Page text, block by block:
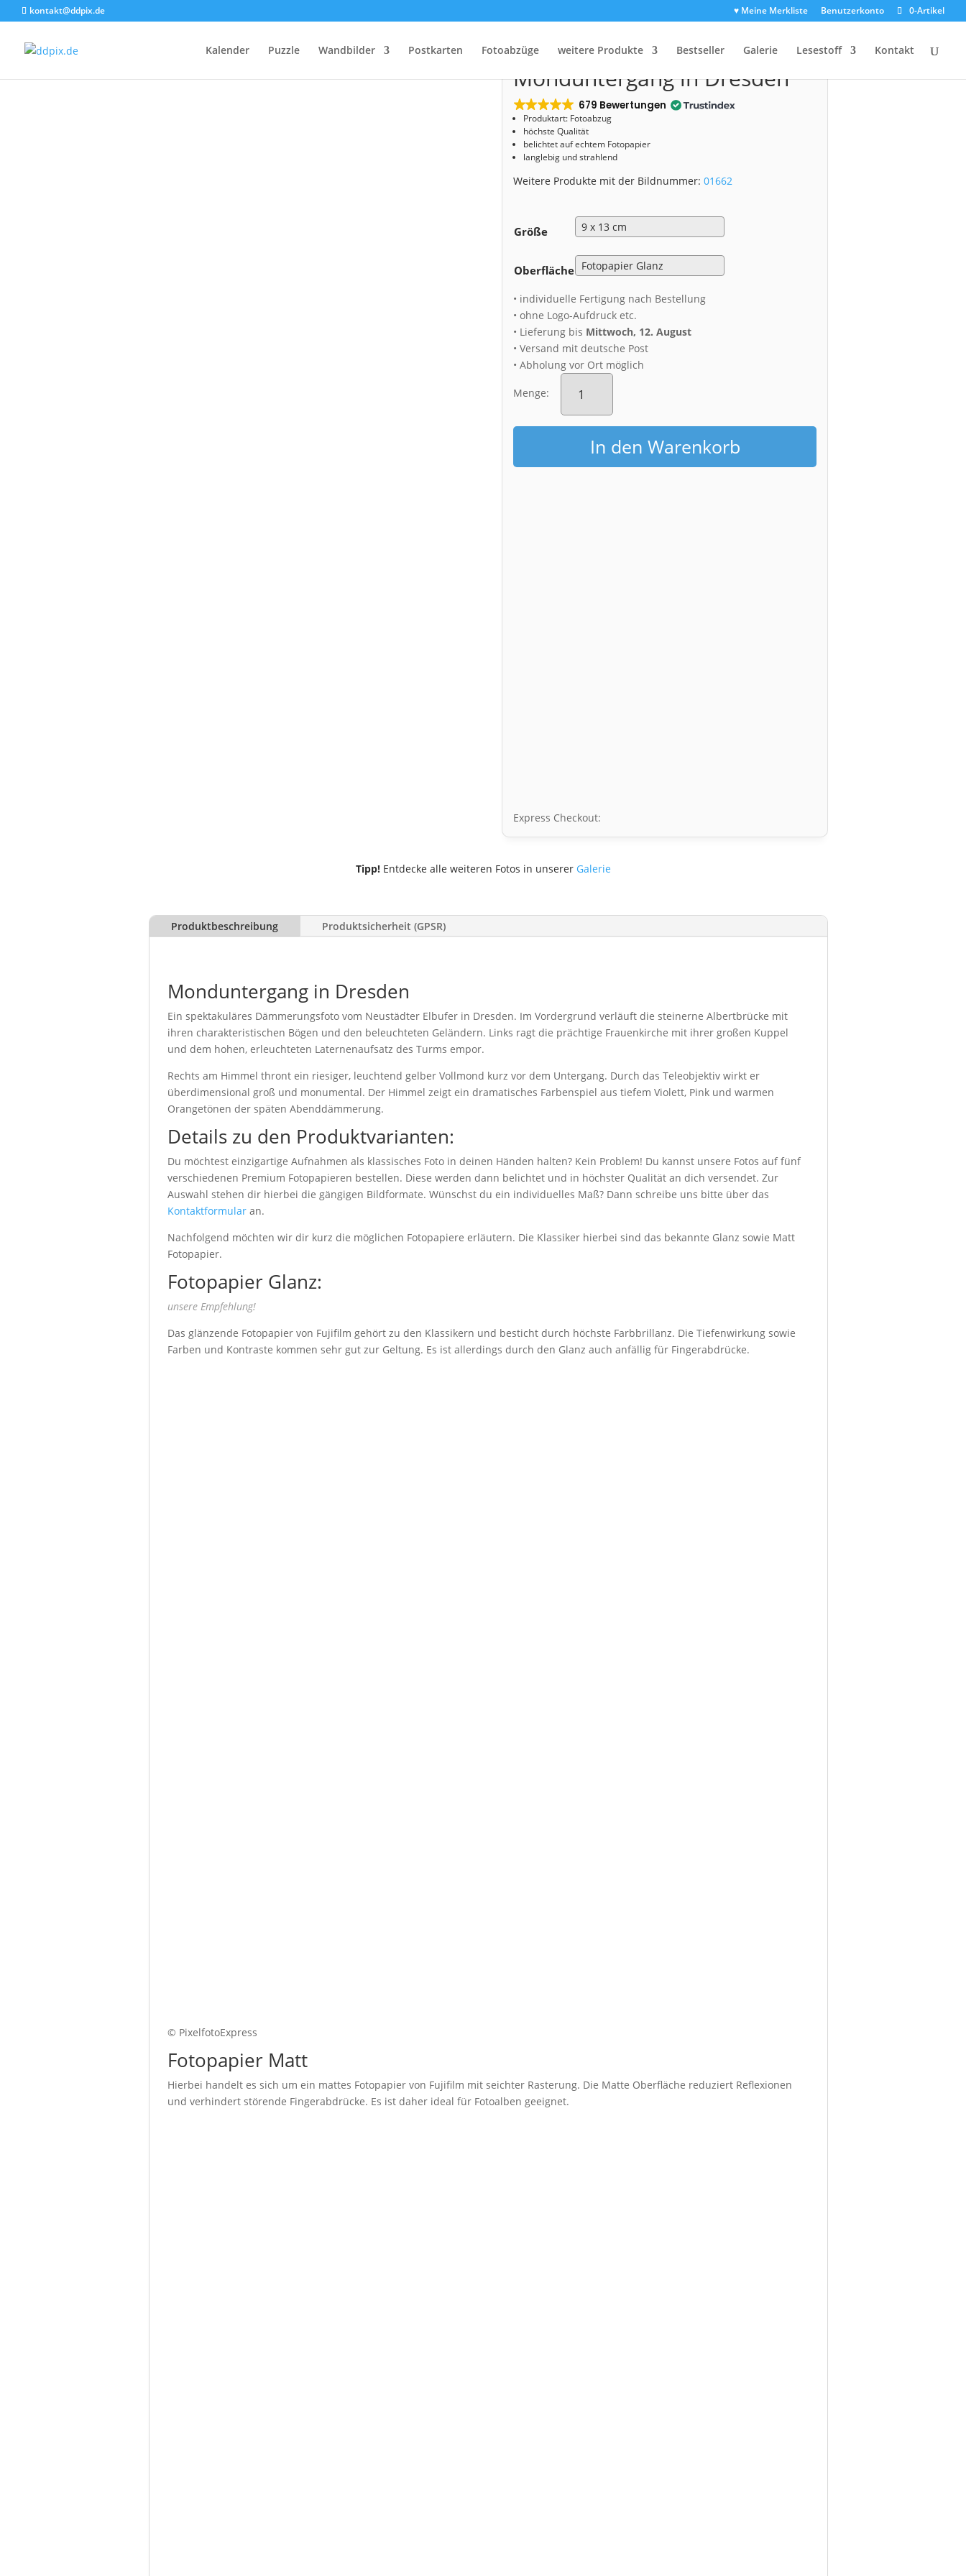
kontakt@ddpix.de ♥ Meine Merkliste Benutzerkonto 0-Artikel
Kalender Puzzle Wandbilder Postkarten Fotoabzüge weitere Produkte Bestseller Galerie Lesestoff Kontakt
Start/Shop/Fotoabzug/ Fotoabzug (01662) Monduntergang in Dresden
Fotoabzug (01662)
Monduntergang in Dresden
679 Bewertungen
Produktart: Fotoabzug
höchste Qualität
belichtet auf echtem Fotopapier
langlebig und strahlend
Weitere Produkte mit der Bildnummer:01662
Größe
Oberfläche
• individuelle Fertigung nach Bestellung
• ohne Logo-Aufdruck etc.
• Lieferung bis Mittwoch, 12. August
• Versand mit deutsche Post
• Abholung vor Ort möglich
Menge:
Fotoabzug
(01662)
in
Dresden
MengeIn den Warenkorb
Express Checkout:
Tipp!Entdecke alle weiteren Fotos in unserer Galerie
Produktbeschreibung Produktsicherheit (GPSR)
Monduntergang in Dresden
Ein spektakuläres Dämmerungsfoto vom Neustädter Elbufer in Dresden. Im Vordergrund verläuft die steinerne Albertbrücke mit
ihren charakteristischen Bögen und den beleuchteten Geländern. Links ragt die prächtige Frauenkirche mit ihrer großen Kuppel
und dem hohen, erleuchteten Laternenaufsatz des Turms empor.
Rechts am Himmel thront ein riesiger, leuchtend gelber Vollmond kurz vor dem Untergang. Durch das Teleobjektiv wirkt er
überdimensional groß und monumental. Der Himmel zeigt ein dramatisches Farbenspiel aus tiefem Violett, Pink und warmen
Orangetönen der späten Abenddämmerung.
Details zu den Produktvarianten:
Du möchtest einzigartige Aufnahmen als klassisches Foto in deinen Händen halten? Kein Problem! Du kannst unsere Fotos auf fünf
verschiedenen Premium Fotopapieren bestellen. Diese werden dann belichtet und in höchster Qualität an dich versendet. Zur
Auswahl stehen dir hierbei die gängigen Bildformate. Wünschst du ein individuelles Maß? Dann schreibe uns bitte über das
Kontaktformular an.
Nachfolgend möchten wir dir kurz die möglichen Fotopapiere erläutern. Die Klassiker hierbei sind das bekannte Glanz sowie Matt
Fotopapier.
Fotopapier Glanz:
unsere Empfehlung!
Das glänzende Fotopapier von Fujifilm gehört zu den Klassikern und besticht durch höchste Farbbrillanz. Die Tiefenwirkung sowie
Farben und Kontraste kommen sehr gut zur Geltung. Es ist allerdings durch den Glanz auch anfällig für Fingerabdrücke.
© PixelfotoExpress
Fotopapier Matt
Hierbei handelt es sich um ein mattes Fotopapier von Fujifilm mit seichter Rasterung. Die Matte Oberfläche reduziert Reflexionen
und verhindert störende Fingerabdrücke. Es ist daher ideal für Fotoalben geeignet.